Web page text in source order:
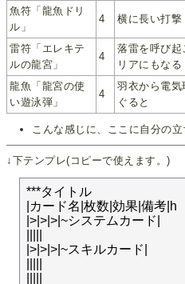
魚符「龍魚ドリ
ル」
4 横に長い打撃
雷符「エレキテ
ルの龍宮」
4
落雷を呼び起
リアにもなる
龍魚「龍宮の使
い遊泳弾」
4
羽衣から電気
ぐると
こんな感じに、ここに自分の
↓下テンプレ(コピーで使えます。)
***タイトル
|カード名|枚数|効果|備考|h
|>|>|>|~システムカード|
|>|>|>|~スキルカード|